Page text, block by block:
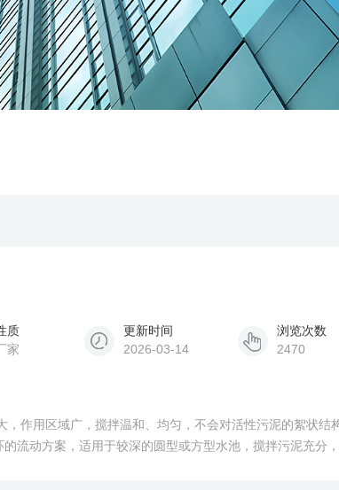
质
家
更新时间
2026-03-14
浏览次数
2470
作用区域广，搅拌温和、均匀，不会对活性污泥的絮状结
流动方案，适用于较深的圆型或方型水池，搅拌污泥充分